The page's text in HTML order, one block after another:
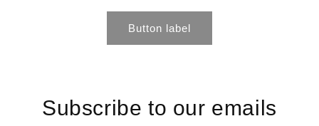
Button label
Subscribe to our emails